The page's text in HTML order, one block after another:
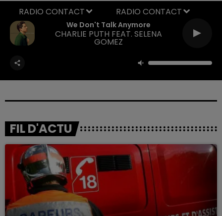
We Don't Talk Anymore
CHARLIE PUTH FEAT. SELENA
GOMEZ
RADIO CONTACT
FIL D'ACTU